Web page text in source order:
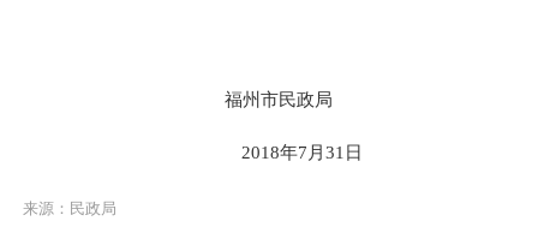
福州市民政局
2018年7 月31 日
来源：民政局